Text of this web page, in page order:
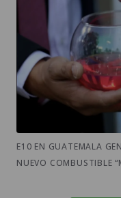
E10 EN GUATEMALA
NUEVO COMBUSTIBLE